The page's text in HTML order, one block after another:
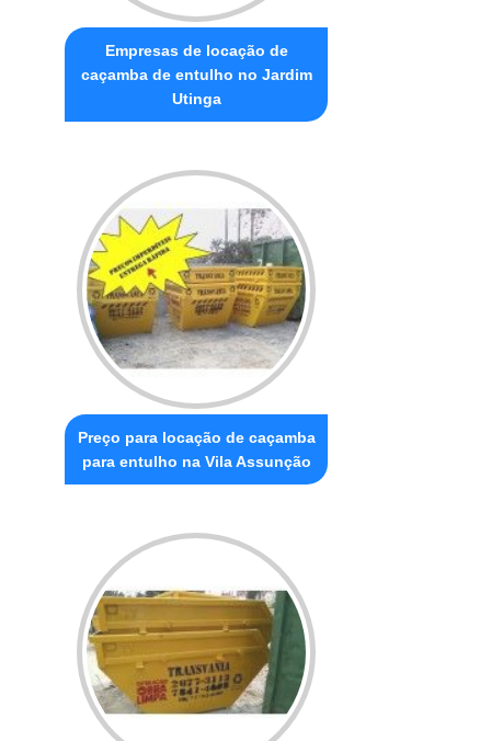
Empresas de locação de
caçamba de entulho no Jardim
Utinga
Preço para locação de caçamba
para entulho na Vila Assunção